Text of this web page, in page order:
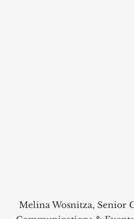
Melina Wosnitza, Senior